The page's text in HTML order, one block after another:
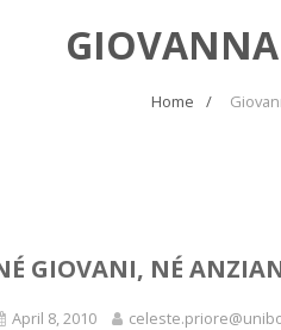
Home
GIOVANI, NÉ
April 8, 2010